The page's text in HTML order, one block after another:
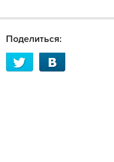
Поделиться: